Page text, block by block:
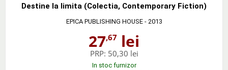
Destine la limita (Colectia, Contemporary Fiction)
EPICA PUBLISHING HOUSE- 2013
27,67 lei
PRP: 50,30 lei
In stoc furnizor